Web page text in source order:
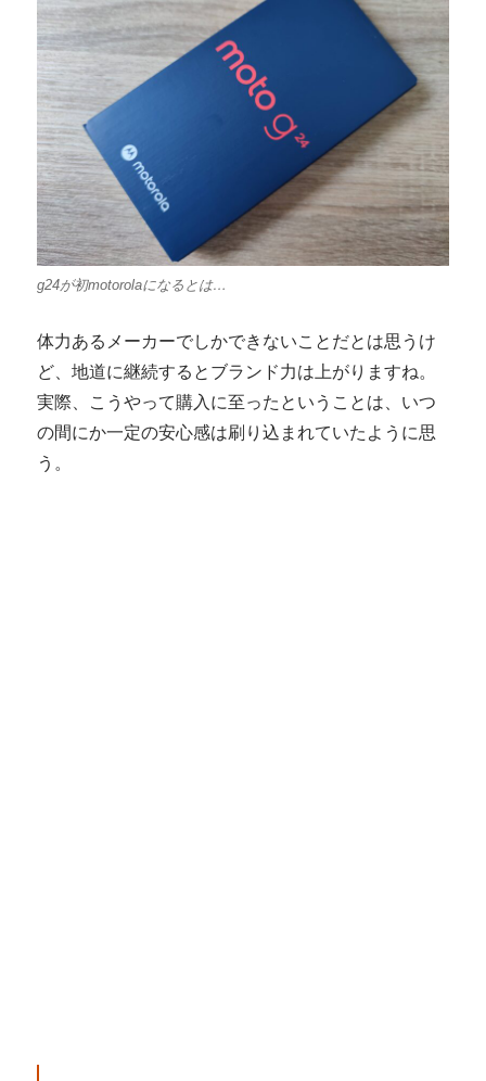
g24が初motorolaになるとは…
体力あるメーカーでしかできないことだとは思うけ
ど、地道に継続するとブランド力は上がりますね。
実際、こうやって購入に至ったということは、いつ
の間にか一定の安心感は刷り込まれていたように思
う。